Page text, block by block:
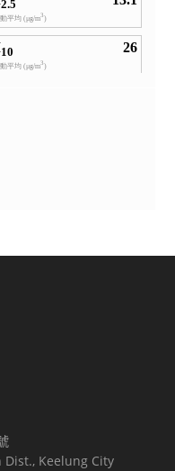
Dist., Keelung City